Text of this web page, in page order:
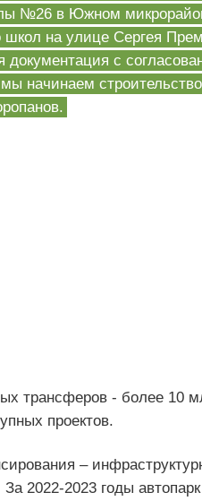
№26 в Южном
школ на улице Сергея
документация с
начинаем строительство
трансферов - более 10
проектов.
–
2022-2023 годы